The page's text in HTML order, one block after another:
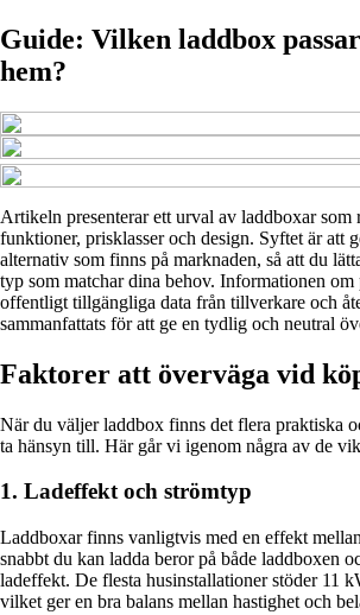
Guide: Vilken laddbox
hem?
Artikeln presenterar ett urval av laddboxar som
funktioner, prisklasser och design. Syftet är att
alternativ som finns på marknaden, så att du
typ som matchar dina behov. Informationen om
offentligt tillgängliga data från tillverkare och
sammanfattats för att ge en tydlig och neutral
Faktorer att överväga vid
När du väljer laddbox finns det flera praktiska
ta hänsyn till. Här går vi igenom några av de
1. Ladeffekt och strömtyp
Laddboxar finns vanligtvis med en effekt
snabbt du kan ladda beror på både laddboxen
ladeffekt. De flesta husinstallationer stöder 11
vilket ger en bra balans mellan hastighet och